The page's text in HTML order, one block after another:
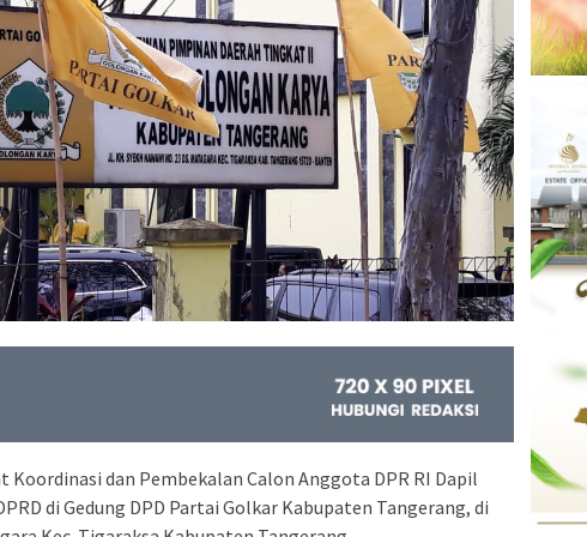
Koordinasi dan Pembekalan Calon Anggota DPR RI Dapil
di Gedung DPD Partai Golkar Kabupaten Tangerang, di